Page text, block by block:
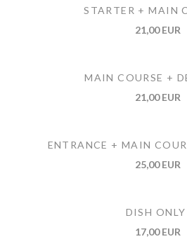
STARTER + MAIN
21,00 EUR
MAIN COURSE +
21,00 EUR
ENTRANCE + MAIN
25,00 EUR
DISH ONLY
17,00 EUR